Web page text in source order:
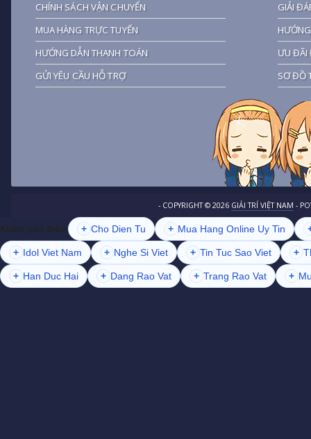
CHÍNH SÁCH VẬN CHUYỂN
MUA HÀNG TRỰC TUYẾN
HƯỚNG DẪN THANH TOÁN
GỬI YÊU CẦU HỖ TRỢ
GIẢI
ƯU ĐÃI
SƠ ĐỒ
- COPYRIGHT © 2026 GIẢI TRÍ VIỆT NAM -
Khám phá thêm + Cho Dien Tu + Mua Hang Online Uy Tin
+ Idol Viet Nam + Nghe Si Viet + Tin Tuc Sao Viet +
+ Han Duc Hai + Dang Rao Vat + Trang Rao Vat +